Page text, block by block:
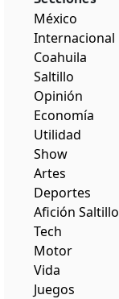
México
Internacional
Coahuila
Saltillo
Opinión
Economía
Utilidad
Show
Artes
Deportes
Afición Saltillo
Tech
Motor
Vida
Juegos